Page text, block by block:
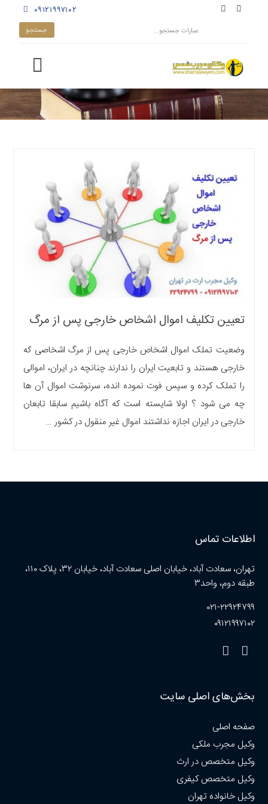
۰۹۱۲۱۹۹۷۱۰۲
تعیین تکلیف اموال اشخاص خارجی پس از مرگ
وضعیت تملک اموال اشخاص خارجی پس از مرگ اشخاصی که
خارجی هستند و تابعیت ایران را ندارند چنانچه در ایران، اموالی
را تملک کرده و سپس فوت نموده انده، سرنوشت اموال آن ها
چه می شود ؟ اولا شایسته است که آگاه باشیم سابقا تابعان
خارجی در ایران اجازه نداشتند اموال غیر منقول در کشور …
اطلاعات تماس
تهران، سعادت آباد، خیابان اصلی سعادت آباد، خیابان ۳۲، پلاک ۱۱۰،
طبقه دوم، واحد۳
۰۲۱-۲۲۹۲۴۷۹۹
۰۹۱۲۱۹۹۷۱۰۲
بخش‌های اصلی سایت
صفحه اصلی
وکیل مجرب ملکی
وکیل متخصص در ارث
وکیل متخصص کیفری
وکیل خانواده تهران